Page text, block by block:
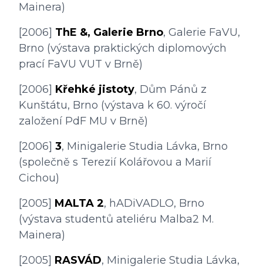
Mainera)
[2006] ThE &, Galerie Brno, Galerie FaVU,
Brno (výstava praktických diplomových
prací FaVU VUT v Brně)
[2006] Křehké jistoty, Dům Pánů z
Kunštátu, Brno (výstava k 60. výročí
založení PdF MU v Brně)
[2006] 3, Minigalerie Studia Lávka, Brno
(společně s Terezií Kolářovou a Marií
Cichou)
[2005] MALTA 2, hADiVADLO, Brno
(výstava studentů ateliéru Malba2 M.
Mainera)
[2005] RASVÁD, Minigalerie Studia Lávka,